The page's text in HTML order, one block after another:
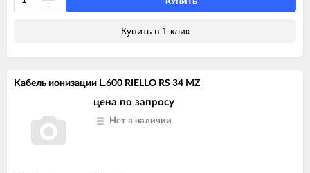
КУПИТЬ
Купить в 1 клик
Кабель ионизации L.600 RIELLO RS 34 MZ
цена по запросу
Нет в наличии